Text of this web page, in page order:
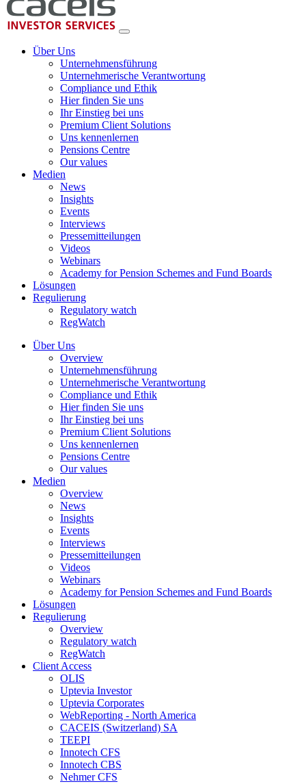
Über Uns
Unternehmensführung
Unternehmerische Verantwortung
Compliance und Ethik
Hier finden Sie uns
Ihr Einstieg bei uns
Premium Client Solutions
Uns kennenlernen
Pensions Centre
Our values
Medien
News
Insights
Events
Interviews
Pressemitteilungen
Videos
Webinars
Academy for Pension Schemes and Fund Boards
Lösungen
Regulierung
Regulatory watch
RegWatch
Über Uns
Overview
Unternehmensführung
Unternehmerische Verantwortung
Compliance und Ethik
Hier finden Sie uns
Ihr Einstieg bei uns
Premium Client Solutions
Uns kennenlernen
Pensions Centre
Our values
Medien
Overview
News
Insights
Events
Interviews
Pressemitteilungen
Videos
Webinars
Academy for Pension Schemes and Fund Boards
Lösungen
Regulierung
Overview
Regulatory watch
RegWatch
Client Access
OLIS
Uptevia Investor
Uptevia Corporates
WebReporting - North America
CACEIS (Switzerland) SA
TEEPI
Innotech CFS
Innotech CBS
Nehmer CFS